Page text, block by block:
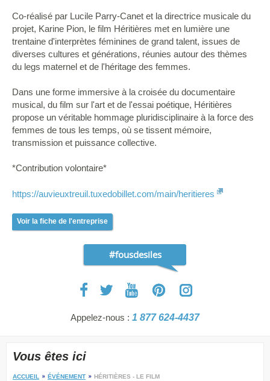
Co-réalisé par Lucile Parry-Canet et la directrice musicale du
projet, Karine Pion, le film Héritières met en lumière une
trentaine d'interprètes féminines de grand talent, issues de
diverses cultures et générations, réunies autour des thèmes
du legs maternel et de l'héritage des femmes.
Dans une forme immersive à la croisée du documentaire
musical, du film sur l'art et de l'essai poétique, Héritières
propose un véritable hommage pluridisciplinaire à la force des
femmes de tous les temps, où se tissent mémoire,
transmission et puissance collective.
*Contribution volontaire*
https://auvieuxtreuil.tuxedobillet.com/main/heritieres
Voir la fiche de l'entreprise
#fousdesiles
Appelez-nous : 1 877 624-4437
Vous êtes ici
ACCUEIL ÉVÉNEMENT HÉRITIÈRES - LE FILM